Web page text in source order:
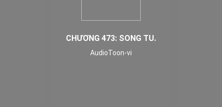
CHƯƠNG 473: SONG TU.
AudioToon-vi